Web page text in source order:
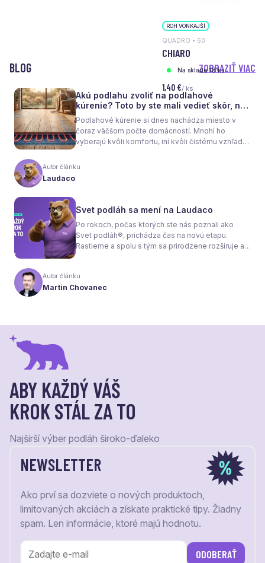
ROH VONKAJŠÍ
QUADRO • 60
CHIARO
Na sklade 18 ks
1,40 €/ ks
BLOG ZOBRAZIŤ VIAC
Akú podlahu zvoliť na podlahové
kúrenie? Toto by ste mali vedieť skôr, než
sa rozhodnete
Podlahové kúrenie si dnes nachádza miesto v
čoraz väčšom počte domácností. Mnohí ho
vyberajú kvôli komfortu, iní kvôli čistému vzhľadu
nielen na pocit tepla v miestnosti, ale aj na
spotrebu energie a celkové fungovanie kúrenia.
Autor článku
Laudaco
Svet podláh sa mení na Laudaco
Po rokoch, počas ktorých ste nás poznali ako
Svet podláh®, prichádza čas na novú etapu.
Rastieme a spolu s tým sa prirodzene rozširuje aj
vizuálnou identitou. Naším cieľom je, aby každý
váš krok stál za to.
Autor článku
Martin Chovanec
ABY KAŽDÝ VÁŠ
KROK STÁL ZA TO
Najširší výber podláh široko-ďaleko
NEWSLETTER
Ako prví sa dozviete o nových produktoch,
limitovaných akciách a získate praktické tipy. Žiadny
spam. Len informácie, ktoré majú hodnotu.
ODOBERAŤ